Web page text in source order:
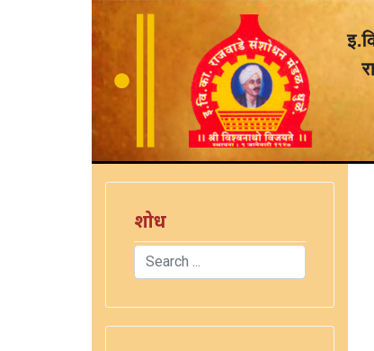
शोध
Search